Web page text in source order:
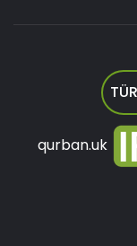
qurban.uk